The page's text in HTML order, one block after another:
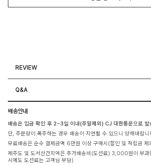
REVIEW
Q&A
배송안내
배송은 입금 확인 후 2~3일 이내(주말제외) CJ 대한통운으로 발
단, 주문량이 폭주하는 경우 배송이 지연될 수 있으니 양해바랍니
무료배송은 순수 결제금액 6만원 이상 구매시(할인 및 적립금 제
제주도 및 도서산간지역은 추가배송비(도선료) 3,000원이 부과
시에도 도선료는 고객님 부담)